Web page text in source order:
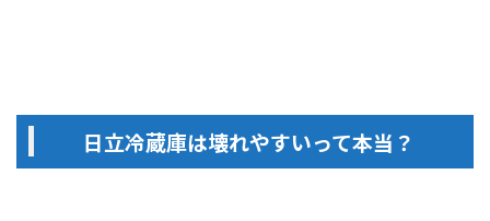
日立冷蔵庫は壊れやすいって本当？